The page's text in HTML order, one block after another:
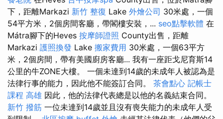
下，距離Markazi 新竹 整復 Lake 外燴公司 30米處，一個
54平方米，2個房間客廳，帶閣樓安裝，... seo點擊軟體 在
Mátra腳下的Heves 按摩師證照 County出售，距離
Markazi 護照換發 Lake 搬家費用 30米處，一個63平方
米，2個房間，帶有美國廚房客廳... 我有一座距戈尼育斯14
公里的牛ZONE大樓。 一個未達到14歲的未成年人被認為是
法律行事的能力，因此他不能簽訂合同。 茶會點心 記帳士
課程 高雄 因此，他的法律代表總是以他的名義結束合同。
新竹 撥筋 一位未達到14歲並且沒有喪失能力的未成年人受